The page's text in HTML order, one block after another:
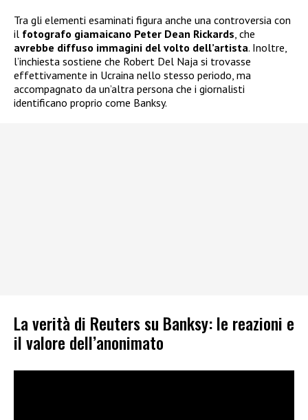
Tra gli elementi esaminati figura anche una controversia con
il fotografo giamaicano Peter Dean Rickards , che
avrebbe diffuso immagini del volto dell’artista. Inoltre,
l’inchiesta sostiene che Robert Del Naja si trovasse
effettivamente in Ucraina nello stesso periodo, ma
accompagnato da un’altra persona che i giornalisti
identificano proprio come Banksy.
La verità di Reuters su Banksy: le reazioni e
il valore dell’anonimato